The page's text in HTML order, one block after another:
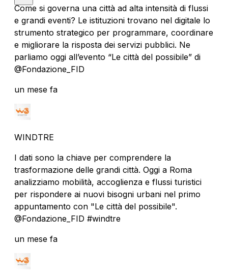
Come si governa una città ad alta intensità di flussi
e grandi eventi? Le istituzioni trovano nel digitale lo
strumento strategico per programmare, coordinare
e migliorare la risposta dei servizi pubblici. Ne
parliamo oggi all’evento “Le città del possibile” di
@Fondazione_FID
un mese fa
WINDTRE
I dati sono la chiave per comprendere la
trasformazione delle grandi città. Oggi a Roma
analizziamo mobilità, accoglienza e flussi turistici
per rispondere ai nuovi bisogni urbani nel primo
appuntamento con "Le città del possibile".
@Fondazione_FID #windtre
un mese fa